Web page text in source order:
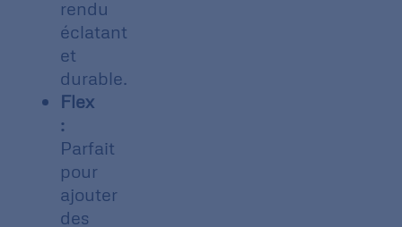
rendu
éclatant
et
durable.
Flex
:
Parfait
pour
ajouter
des